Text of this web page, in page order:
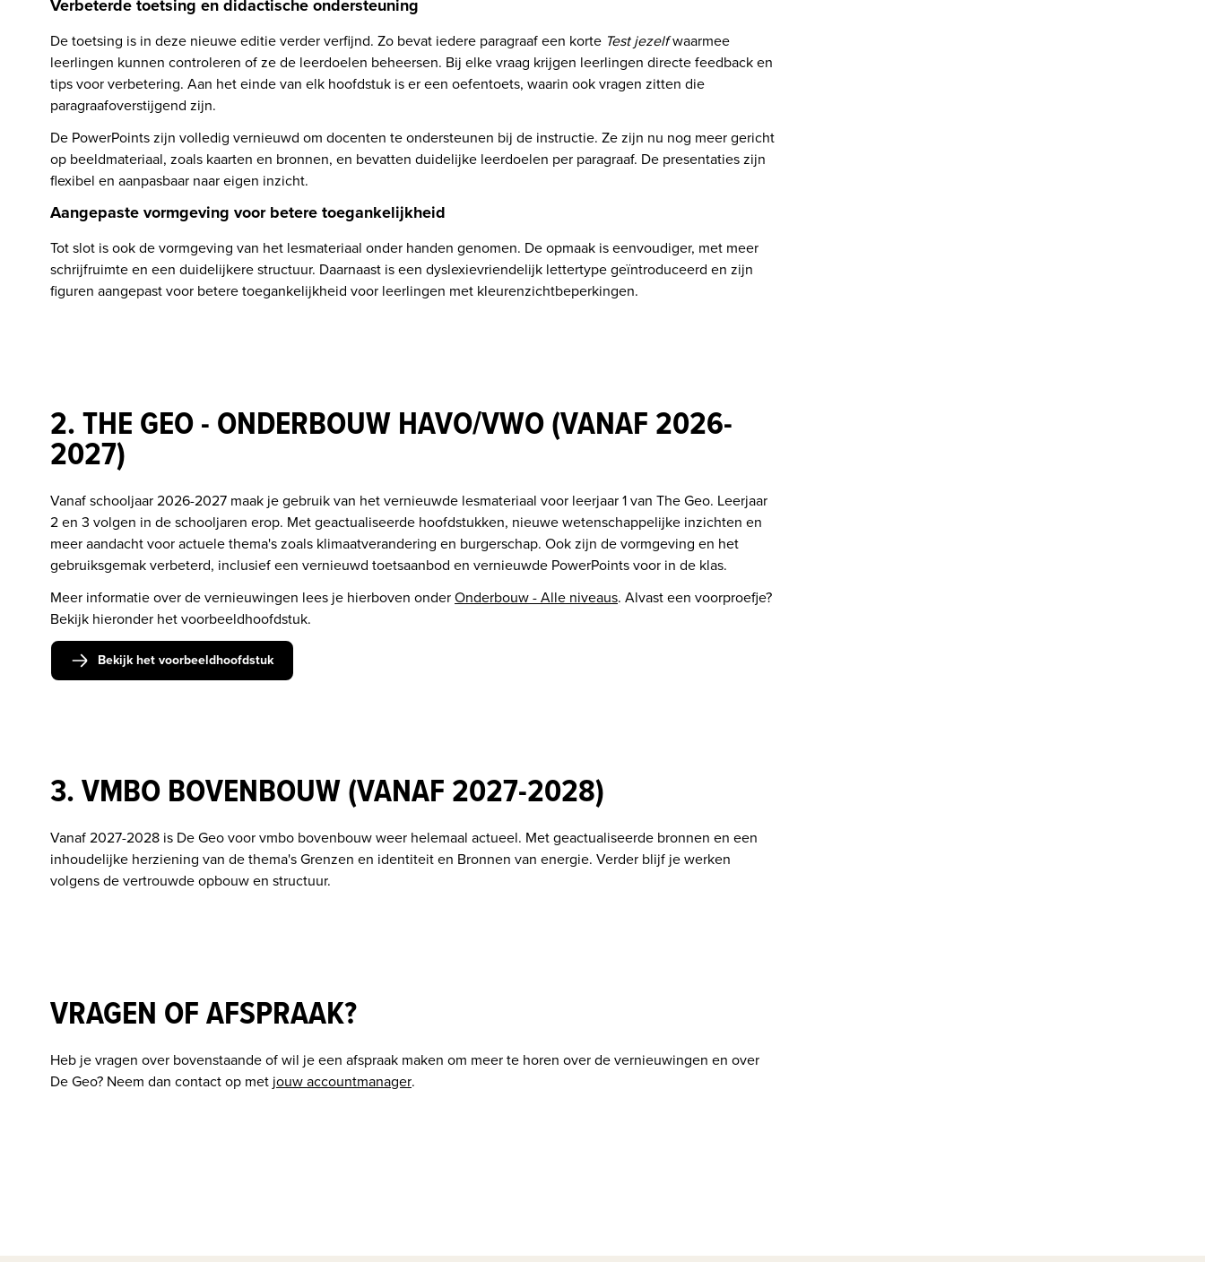
Verbeterde toetsing en didactische ondersteuning
De toetsing is in deze nieuwe editie verder verfijnd. Zo bevat iedere paragraaf een korte Test jezelf waarmee
leerlingen kunnen controleren of ze de leerdoelen beheersen. Bij elke vraag krijgen leerlingen directe feedback en
tips voor verbetering. Aan het einde van elk hoofdstuk is er een oefentoets, waarin ook vragen zitten die
paragraafoverstijgend zijn.
De PowerPoints zijn volledig vernieuwd om docenten te ondersteunen bij de instructie. Ze zijn nu nog meer gericht
op beeldmateriaal, zoals kaarten en bronnen, en bevatten duidelijke leerdoelen per paragraaf. De presentaties zijn
flexibel en aanpasbaar naar eigen inzicht.
Aangepaste vormgeving voor betere toegankelijkheid
Tot slot is ook de vormgeving van het lesmateriaal onder handen genomen. De opmaak is eenvoudiger, met meer
schrijfruimte en een duidelijkere structuur. Daarnaast is een dyslexievriendelijk lettertype geïntroduceerd en zijn
figuren aangepast voor betere toegankelijkheid voor leerlingen met kleurenzichtbeperkingen.
2. THE GEO - ONDERBOUW HAVO/VWO (VANAF 2026-
2027)
Vanaf schooljaar 2026-2027 maak je gebruik van het vernieuwde lesmateriaal voor leerjaar 1 van The Geo. Leerjaar
2 en 3 volgen in de schooljaren erop. Met geactualiseerde hoofdstukken, nieuwe wetenschappelijke inzichten en
meer aandacht voor actuele thema's zoals klimaatverandering en burgerschap. Ook zijn de vormgeving en het
gebruiksgemak verbeterd, inclusief een vernieuwd toetsaanbod en vernieuwde PowerPoints voor in de klas.
Meer informatie over de vernieuwingen lees je hierboven onder Onderbouw - Alle niveaus. Alvast een voorproefje?
Bekijk hieronder het voorbeeldhoofdstuk.
Bekijk het voorbeeldhoofdstuk
3. VMBO BOVENBOUW (VANAF 2027-2028)
Vanaf 2027-2028 is De Geo voor vmbo bovenbouw weer helemaal actueel. Met geactualiseerde bronnen en een
inhoudelijke herziening van de thema's Grenzen en identiteit en Bronnen van energie. Verder blijf je werken
volgens de vertrouwde opbouw en structuur.
VRAGEN OF AFSPRAAK?
Heb je vragen over bovenstaande of wil je een afspraak maken om meer te horen over de vernieuwingen en over
De Geo? Neem dan contact op met jouw accountmanager.